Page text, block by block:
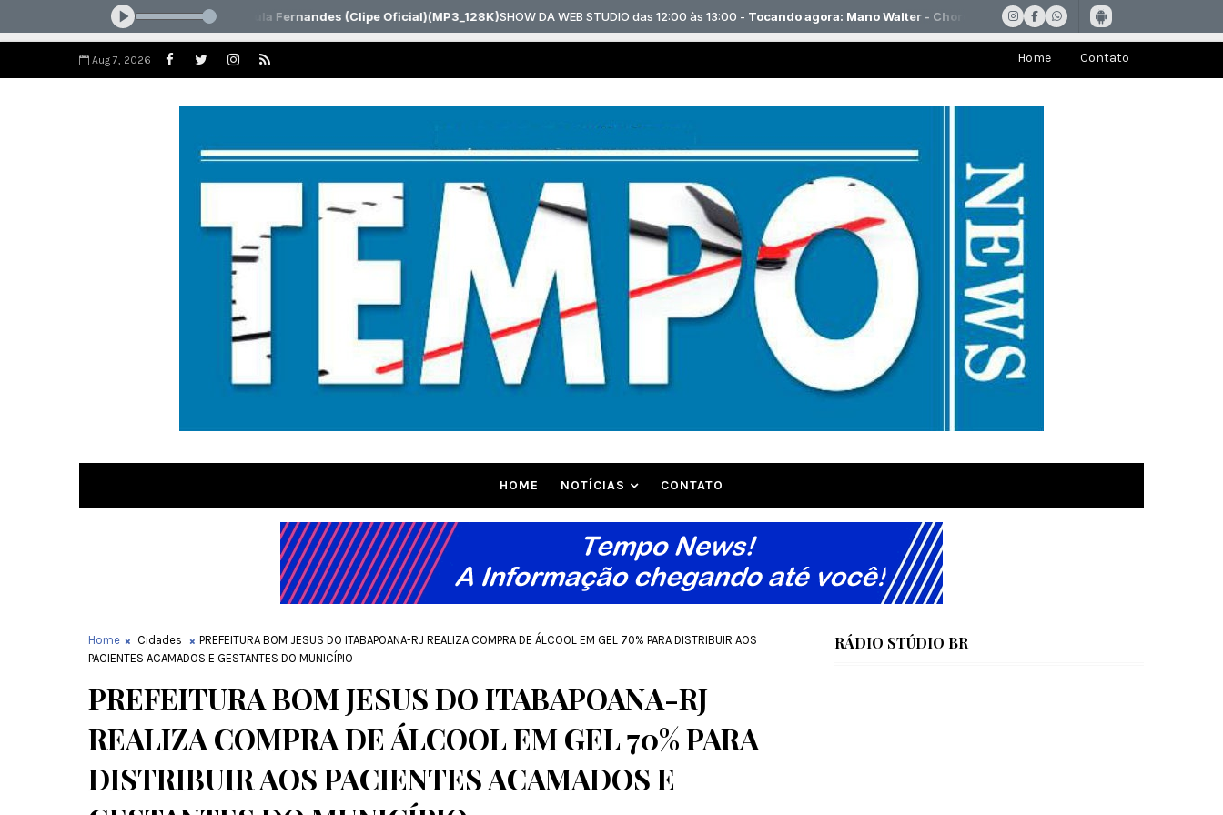
Aug 7, 2026 Home Contato
HOME NOTÍCIAS CONTATO
Home Cidades
PREFEITURA BOM JESUS DO ITABAPOANA-RJ REALIZA COMPRA DE ÁLCOOL EM GEL 70% PARA DISTRIBUIR AOS
PACIENTES ACAMADOS E GESTANTES DO MUNICÍPIO
PREFEITURA BOM JESUS DO ITABAPOANA-RJ
REALIZA COMPRA DE ÁLCOOL EM GEL 70% PARA
DISTRIBUIR AOS PACIENTES ACAMADOS E
RÁDIO STÚDIO BR